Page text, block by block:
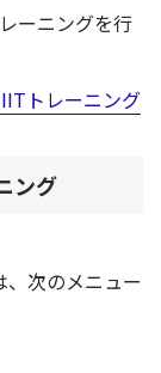
ーニングを行
トレーニング
ング
次のメニュー